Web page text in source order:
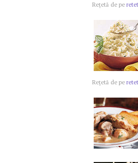
Reţetă de pe
Reţetă de pe